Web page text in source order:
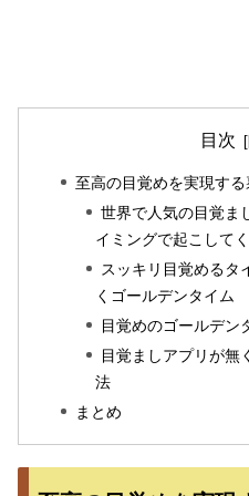
目次
至高の目覚めを実現す
世界で人気の目覚ま
イミングで起こして
スッキリ目覚めるタ
くゴールデンタイム
目覚めのゴールデン
目覚ましアプリが無
法
まとめ